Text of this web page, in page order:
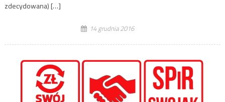
zdecydowana) […]
14 grudnia 2016